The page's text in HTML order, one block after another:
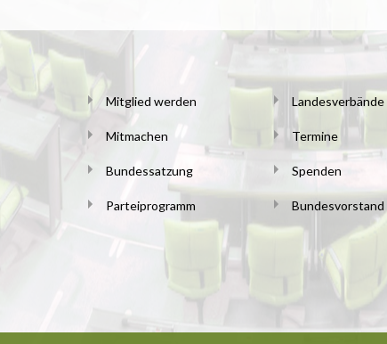
Mitglied werden
Mitmachen
Bundessatzung
Parteiprogramm
Landesverbände
Termine
Spenden
Bundesvorstand